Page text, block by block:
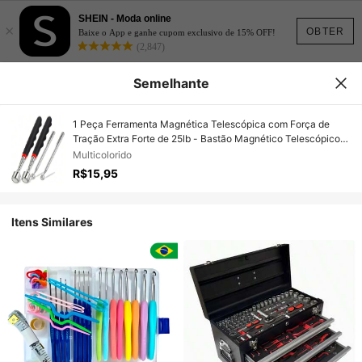
OBTER
×
SHEIN - Moda online
Baixe o App e ganhe cupom exclusivo de 15% OFF!
(2,847)
Semelhante
1 Peça Ferramenta Magnética Telescópica com Força de
Tração Extra Forte de 25lb - Bastão Magnético Telescópico
para Lugares de Difícil Acesso, Bastão Magnético de Aço
Inoxidável Extensível até 30 Polegadas; Cabo de Borracha
Antiderrapante, à Prova de Ferrugem e Resistente à Corrosão
Multicolorido
R$15,95
Itens Similares